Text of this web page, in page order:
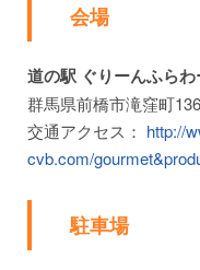
会場
道の駅 ぐりーんふら
群馬県前橋市滝窪町
交通アクセス： http://
cvb.com/
駐車場